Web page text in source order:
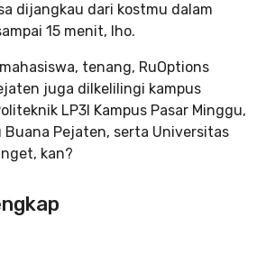
dijangkau dari kostmu dalam
15 menit, lho.
tenang, RuOptions
juga dilkelilingi kampus
LP3I Kampus Pasar Minggu,
Buana Pejaten, serta Universitas
kan?